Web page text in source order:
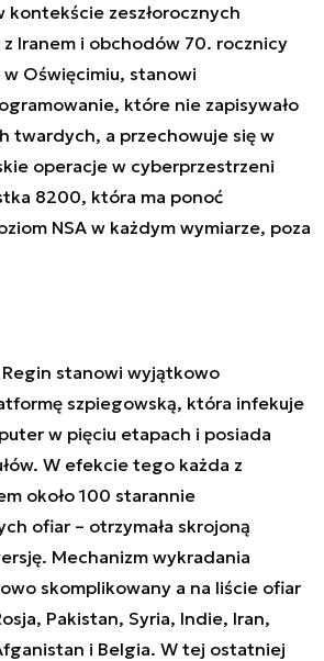
zeszłorocznych
z Iranem i obchodów 70. rocznicy
Oświęcimiu, stanowi
które nie zapisywało
twardych, a przechowuje się w
operacje w cyberprzestrzeni
8200, która ma ponoć
NSA w każdym wymiarze, poza
stanowi wyjątkowo
szpiegowską, która infekuje
w pięciu etapach i posiada
W efekcie tego każda z
około 100 starannie
ofiar – otrzymała skrojoną
Mechanizm wykradania
skomplikowany a na liście ofiar
Pakistan, Syria, Indie, Iran,
i Belgia. W tej ostatniej